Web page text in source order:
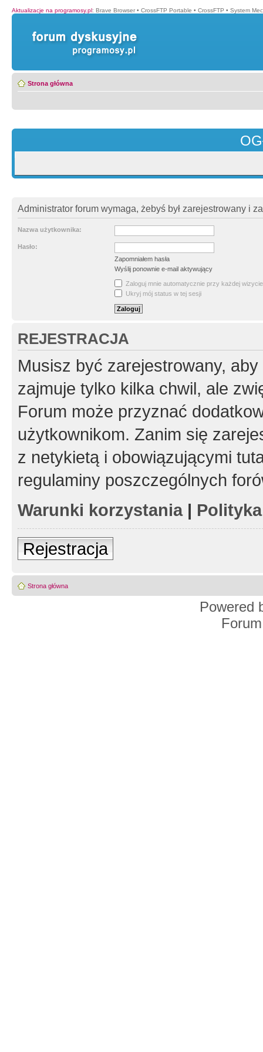
Aktualizacje na programosy.pl: Brave Browser • CrossFTP Portable • CrossFTP • System
Strona główna
Administrator forum wymaga, żebyś był zarejestrowany i
Nazwa użytkownika:
Hasło:
Zapomniałem hasła
Wyślij ponownie e-mail aktywujący
Zaloguj mnie automatycznie przy każdej wizycie
Ukryj mój status w tej sesji
REJESTRACJA
Musisz być zarejestrowany,
zajmuje tylko kilka chwil, ale
Forum może przyznać
użytkownikom. Zanim się
z netykietą i obowiązującymi
regulaminy poszczególnych
Warunki korzystania|
Rejestracja
Strona główna
Powered